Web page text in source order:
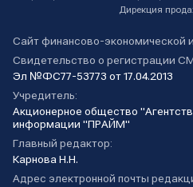
Дирекция
Сайт финансово-
Свидетельство о регистрации
Эл №ФС77-53773 от 17.04.2013
Учредитель:
Акционерное общество
информации "ПРАЙМ"
Главный редактор:
Карнова Н.Н.
Адрес электронной почты